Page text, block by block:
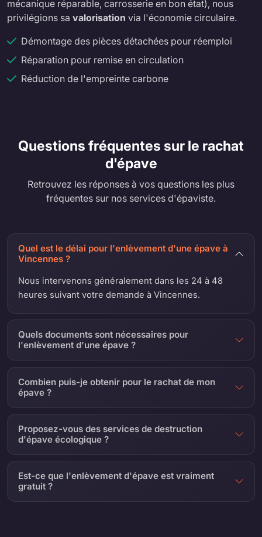
mécanique réparable, carrosserie en bon état), nous
privilégions sa valorisation via l'économie circulaire.
Démontage des pièces détachées pour réemploi
Réparation pour remise en circulation
Réduction de l'empreinte carbone
Questions fréquentes sur le rachat
d'épave
Retrouvez les réponses à vos questions les plus
fréquentes sur nos services d'épaviste.
Quel est le délai pour l'enlèvement d'une épave à
Vincennes ?
Nous intervenons généralement dans les 24 à 48
heures suivant votre demande à Vincennes.
Quels documents sont nécessaires pour
l'enlèvement d'une épave ?
Combien puis-je obtenir pour le rachat de mon
épave ?
Proposez-vous des services de destruction
d'épave écologique ?
Est-ce que l'enlèvement d'épave est vraiment
gratuit ?